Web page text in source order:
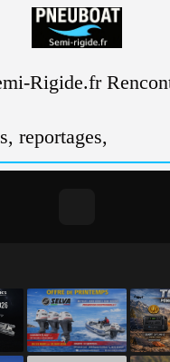
Rigide.fr
reportages,